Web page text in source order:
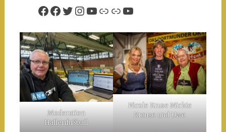
Facebook
Facebook
Twitter
Instagram
YouTube
Link
LinkYouTube
Moderation
Hallenfußball
Nicole Kruse Mickie
Krause und Uwe